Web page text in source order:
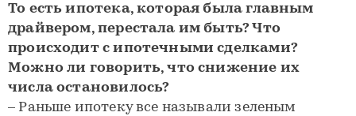
То есть ипотека, которая была главным
драйвером, перестала им быть? Что
происходит с ипотечными сделками?
Можно ли говорить, что снижение их
числа остановилось?
– Раньше ипотеку все называли зеленым